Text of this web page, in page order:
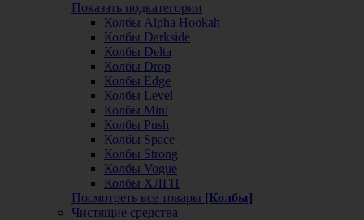
Показать подкатегории
Колбы Alpha Hookah
Колбы Darkside
Колбы Delta
Колбы Drop
Колбы Edge
Колбы Level
Колбы Mini
Колбы Push
Колбы Space
Колбы Strong
Колбы Vogue
Колбы ХЛГН
Посмотреть все товары [Колбы]
Чистящие средства